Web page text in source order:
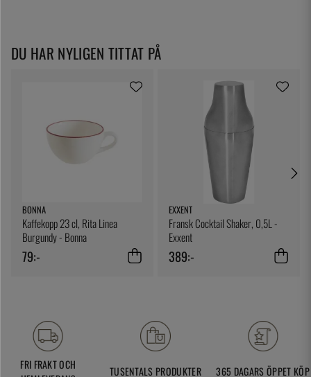
DU HAR NYLIGEN TITTAT PÅ
BONNA
Kaffekopp 23 cl, Rita Linea
Burgundy - Bonna
79:-
EXXENT
Fransk Cocktail Shaker, 0,5L -
Exxent
389:-
FRI FRAKT OCH
TUSENTALS PRODUKTER 365 DAGARS ÖPPET KÖP